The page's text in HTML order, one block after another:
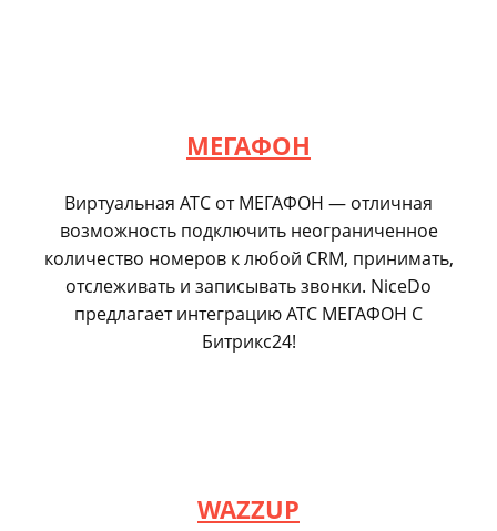
МЕГАФОН
Виртуальная АТС от МЕГАФОН — отличная
возможность подключить неограниченное
количество номеров к любой CRM, принимать,
отслеживать и записывать звонки. NiceDo
предлагает интеграцию АТС МЕГАФОН С
Битрикс24!
WAZZUP